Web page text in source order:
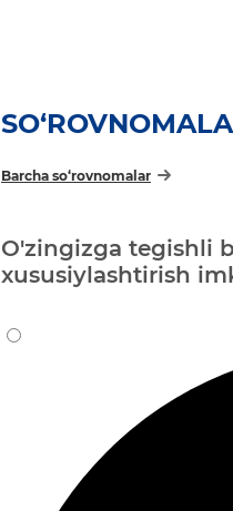
Barcha so‘rovnomalar
O'zingizga tegishli
xususiylashtirish